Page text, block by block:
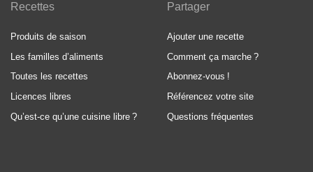
Recettes
Produits de saison
Les familles d’aliments
Toutes les recettes
Licences libres
Qu’est-ce qu’une cuisine libre ?
Partager
Ajouter une recette
Comment ça marche ?
Abonnez-vous !
Référencez votre site
Questions fréquentes